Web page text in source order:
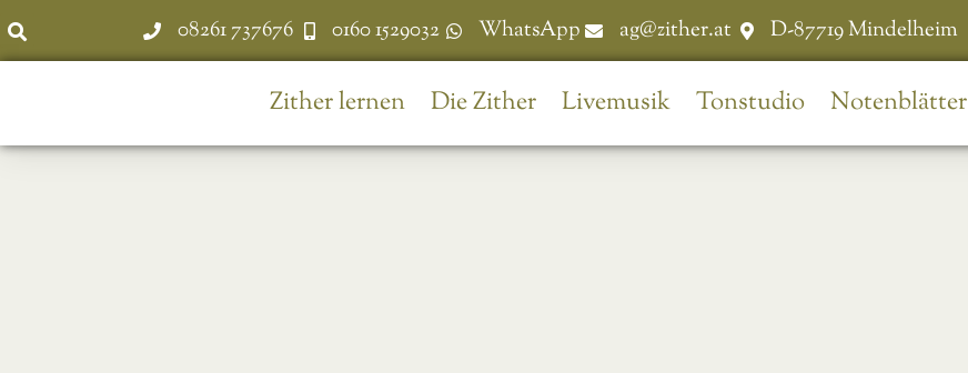
08261 737676 0160 1529032 WhatsApp ag@zither.at D-87719 Mindelheim
Zither lernen Die Zither Livemusik Tonstudio Notenblätter